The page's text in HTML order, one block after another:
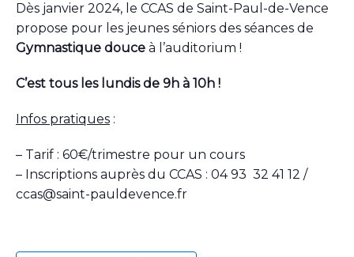
Dès janvier 2024, le CCAS de Saint-Paul-de-Vence
propose pour les jeunes séniors des séances de
Gymnastique douce à l’auditorium !
C’est tous les lundis de 9h à 10h !
Infos pratiques :
– Tarif : 60€/trimestre pour un cours
– Inscriptions auprès du CCAS : 04 93 32 41 12 /
ccas@saint-pauldevence.fr